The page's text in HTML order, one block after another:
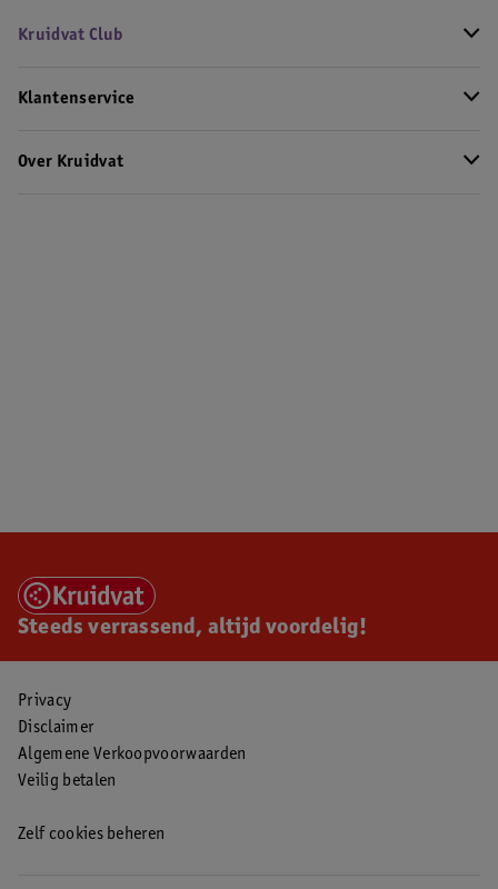
Kruidvat Club
Klantenservice
Over Kruidvat
Steeds verrassend, altijd voordelig!
Privacy
Disclaimer
Algemene Verkoopvoorwaarden
Veilig betalen
Zelf cookies beheren